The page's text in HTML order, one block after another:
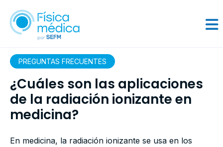
PREGUNTAS FRECUENTES
¿Cuáles son las aplicaciones
de la radiación ionizante en
medicina?
En medicina, la radiación ionizante se usa en los